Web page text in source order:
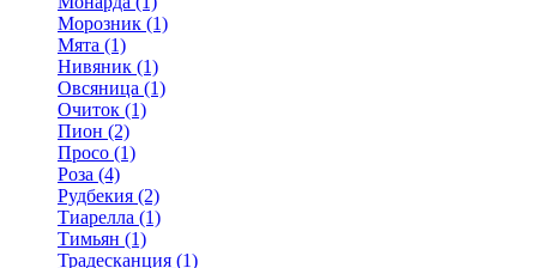
Морозник (1)
Мята (1)
Нивяник (1)
Овсяница (1)
Очиток (1)
Пион (2)
Просо (1)
Роза (4)
Рудбекия (2)
Тиарелла (1)
Тимьян (1)
Традесканция (1)